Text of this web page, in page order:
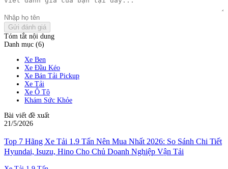
Gửi đánh giá
Tóm tắt nội dung
Danh mục (6)
Xe Ben
Xe Đầu Kéo
Xe Bán Tải Pickup
Xe Tải
Xe Ô Tô
Khám Sức Khỏe
Bài viết đề xuất
21/5/2026
Top 7 Hãng Xe Tải 1.9 Tấn Nên Mua Nhất 2026: So Sánh Chi Tiết
Hyundai, Isuzu, Hino Cho Chủ Doanh Nghiệp Vận Tải